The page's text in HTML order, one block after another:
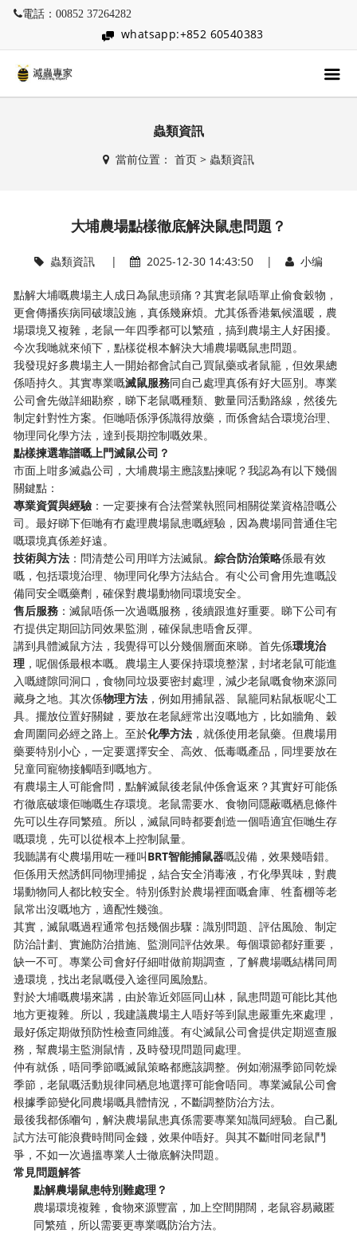
電話：00852 37264282
whatsapp:+852 60540383
蟲類資訊
當前位置： 首页> 蟲類資訊
大埔農場點樣徹底解決鼠患問題？
蟲類資訊| 2025-12-30 14:43:50 | 小编
點解大埔嘅農場主人成日為鼠患頭痛？其實老鼠唔單止偷食穀物，
更會傳播疾病同破壞設施，真係幾麻煩。尤其係香港氣候溫暖，農
場環境又複雜，老鼠一年四季都可以繁殖，搞到農場主人好困擾。
今次我哋就來傾下，點樣從根本解決大埔農場嘅鼠患問題。
我發現好多農場主人一開始都會試自己買鼠藥或者鼠籠，但效果總
係唔持久。其實專業嘅滅鼠服務同自己處理真係有好大區別。專業
公司會先做詳細勘察，睇下老鼠嘅種類、數量同活動路線，然後先
制定針對性方案。佢哋唔係淨係識得放藥，而係會結合環境治理、
物理同化學方法，達到長期控制嘅效果。
點樣揀選靠譜嘅上門滅鼠公司？
市面上咁多滅蟲公司，大埔農場主應該點揀呢？我認為有以下幾個
關鍵點：
專業資質與經驗 ：一定要揀有合法營業執照同相關從業資格證嘅公
司。最好睇下佢哋有冇處理農場鼠患嘅經驗，因為農場同普通住宅
嘅環境真係差好遠。
技術與方法 ：問清楚公司用咩方法滅鼠。綜合防治策略係最有效
嘅，包括環境治理、物理同化學方法結合。有尐公司會用先進嘅設
備同安全嘅藥劑，確保對農場動物同環境安全。
售后服務 ：滅鼠唔係一次過嘅服務，後續跟進好重要。睇下公司有
冇提供定期回訪同效果監測，確保鼠患唔會反彈。
講到具體滅鼠方法，我覺得可以分幾個層面來睇。首先係環境治
理 ，呢個係最根本嘅。農場主人要保持環境整潔，封堵老鼠可能進
入嘅縫隙同洞口，食物同垃圾要密封處理，減少老鼠嘅食物來源同
藏身之地。其次係物理方法 ，例如用捕鼠器、鼠籠同粘鼠板呢尐工
具。擺放位置好關鍵，要放在老鼠經常出沒嘅地方，比如牆角、穀
倉周圍同必經之路上。至於化學方法 ，就係使用老鼠藥。但農場用
藥要特別小心，一定要選擇安全、高效、低毒嘅產品，同埋要放在
兒童同寵物接觸唔到嘅地方。
有農場主人可能會問，點解滅鼠後老鼠仲係會返來？其實好可能係
冇徹底破壞佢哋嘅生存環境。老鼠需要水、食物同隱蔽嘅栖息條件
先可以生存同繁殖。所以，滅鼠同時都要創造一個唔適宜佢哋生存
嘅環境，先可以從根本上控制鼠量。
我聽講有尐農場用咗一種叫BRT智能捕鼠器嘅設備，效果幾唔錯。
佢係用天然誘餌同物理捕捉，結合安全消毒液，冇化學異味，對農
場動物同人都比較安全。特別係對於農場裡面嘅倉庫、牲畜棚等老
鼠常出沒嘅地方，適配性幾強。
其實，滅鼠嘅過程通常包括幾個步驟：識別問題、評估風險、制定
防治計劃、實施防治措施、監測同評估效果。每個環節都好重要，
缺一不可。專業公司會好仔細咁做前期調查，了解農場嘅結構同周
邊環境，找出老鼠嘅侵入途徑同風險點。
對於大埔嘅農場來講，由於靠近郊區同山林，鼠患問題可能比其他
地方更複雜。所以，我建議農場主人唔好等到鼠患嚴重先來處理，
最好係定期做預防性檢查同維護。有尐滅鼠公司會提供定期巡查服
務，幫農場主監測鼠情，及時發現問題同處理。
仲有就係，唔同季節嘅滅鼠策略都應該調整。例如潮濕季節同乾燥
季節，老鼠嘅活動規律同栖息地選擇可能會唔同。專業滅鼠公司會
根據季節變化同農場嘅具體情況，不斷調整防治方法。
最後我都係嗰句，解決農場鼠患真係需要專業知識同經驗。自己亂
試方法可能浪費時間同金錢，效果仲唔好。與其不斷咁同老鼠鬥
爭，不如一次過搵專業人士徹底解決問題。
常見問題解答
點解農場鼠患特別難處理？
農場環境複雜，食物來源豐富，加上空間開闊，老鼠容易藏匿
同繁殖，所以需要更專業嘅防治方法。